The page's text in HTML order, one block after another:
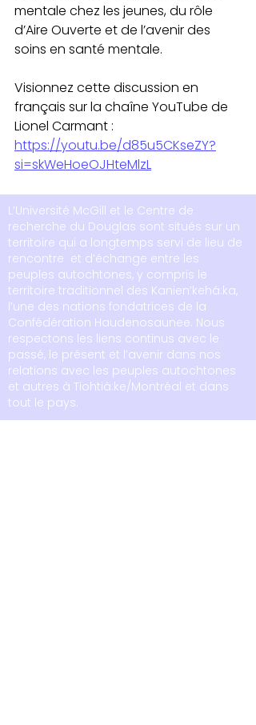
mentale chez les jeunes, du rôle
d’Aire Ouverte et de l’avenir des
soins en santé mentale.
Visionnez cette discussion en
français sur la chaîne YouTube de
Lionel Carmant :
https://youtu.be/d85u5CKseZY?
si=skWeHoeOJHteMlzL
L’Université McGill et le Centre de
recherche du Douglas sont situés sur un
territoire qui a longtemps servi de lieu de
rencontre et d’échange entre les
peuples autochtones, y compris le
territoire traditionnel des Kanien’kehá:ka,
l’une des nations fondatrices de la
Confédération Haudenosaunee. Nous
respectons les liens continus avec le
passé, le présent et l’avenir dans nos
relations avec les peuples autochtones
et autres à Tiohtià:ke/Montréal et dans
tout le pays.